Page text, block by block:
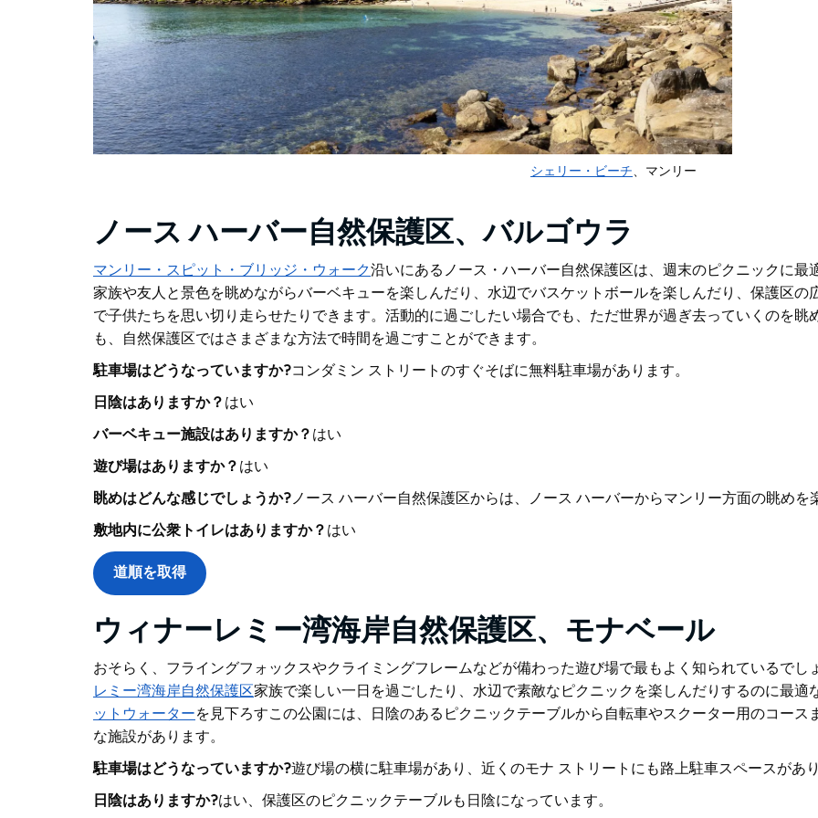
シェリー・ビーチ、マンリー
ノース ハーバー自然保護区、バルゴウラ
マンリー・スピット・ブリッジ・ウォーク沿いにあるノース・ハーバー自然保護区は、週末のピクニックに最
家族や友人と景色を眺めながらバーベキューを楽しんだり、水辺でバスケットボールを楽しんだり、保護区の
で子供たちを思い切り走らせたりできます。活動的に過ごしたい場合でも、ただ世界が過ぎ去っていくのを眺
も、自然保護区ではさまざまな方法で時間を過ごすことができます。
駐車場はどうなっていますか?コンダミン ストリートのすぐそばに無料駐車場があります。
日陰はありますか？ はい
バーベキュー施設はありますか？ はい
遊び場はありますか？ はい
眺めはどんな感じでしょうか? ノース ハーバー自然保護区からは、ノース ハーバーからマンリー方面の眺めを
敷地内に公衆トイレはありますか？ はい
道順を取得
ウィナーレミー湾海岸自然保護区、モナベール
おそらく、フライングフォックスやクライミングフレームなどが備わった遊び場で最もよく知られているでし
レミー湾海岸自然保護区家族で楽しい一日を過ごしたり、水辺で素敵なピクニックを楽しんだりするのに最適
ットウォーターを見下ろすこの公園には、日陰のあるピクニックテーブルから自転車やスクーター用のコース
な施設があります。
駐車場はどうなっていますか?遊び場の横に駐車場があり、近くのモナ ストリートにも路上駐車スペースがあ
日陰はありますか?はい、保護区のピクニックテーブルも日陰になっています。